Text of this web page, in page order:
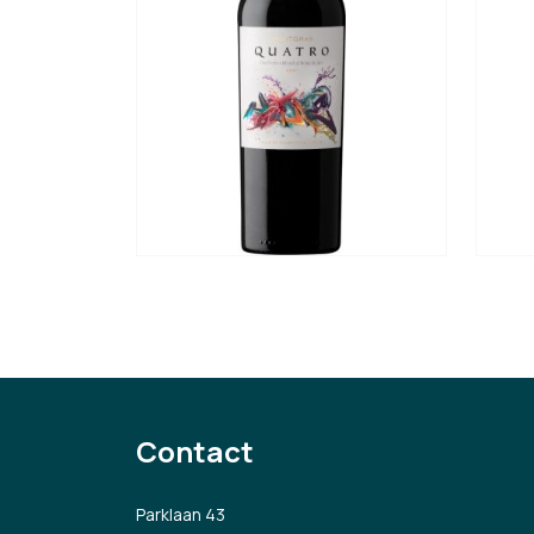
Contact
Parklaan 43